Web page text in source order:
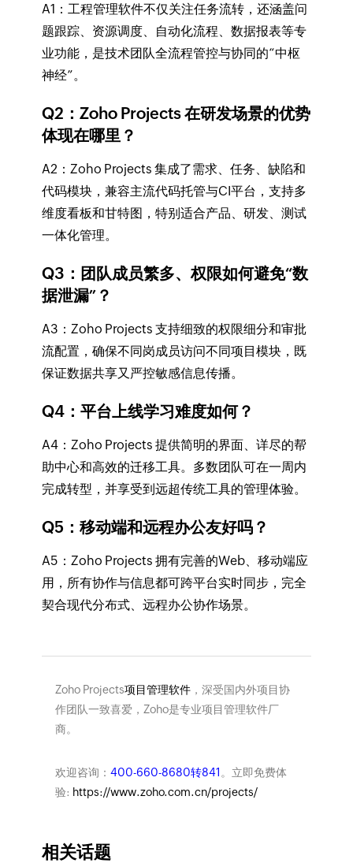
A1：工程管理软件不仅关注任务流转，还涵盖问
题跟踪、资源调度、自动化流程、数据报表等专
业功能，是技术团队全流程管控与协同的“中枢
神经”。
Q2：Zoho Projects 在研发场景的优势
体现在哪里？
A2：Zoho Projects 集成了需求、任务、缺陷和
代码模块，兼容主流代码托管与CI平台，支持多
维度看板和甘特图，特别适合产品、研发、测试
一体化管理。
Q3：团队成员繁多、权限如何避免“数
据泄漏”？
A3：Zoho Projects 支持细致的权限细分和审批
流配置，确保不同岗成员访问不同项目模块，既
保证数据共享又严控敏感信息传播。
Q4：平台上线学习难度如何？
A4：Zoho Projects 提供简明的界面、详尽的帮
助中心和高效的迁移工具。多数团队可在一周内
完成转型，并享受到远超传统工具的管理体验。
Q5：移动端和远程办公友好吗？
A5：Zoho Projects 拥有完善的Web、移动端应
用，所有协作与信息都可跨平台实时同步，完全
契合现代分布式、远程办公协作场景。
Zoho Projects项目管理软件，深受国内外项目协
作团队一致喜爱，Zoho是专业项目管理软件厂
商。
欢迎咨询： 400-660-8680转841 。立即免费体
验: https://www.zoho.com.cn/projects/
相关话题